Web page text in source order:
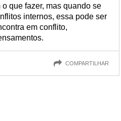
que fazer, mas quando se
internos, essa pode ser
em conflito,
COMPARTILHAR